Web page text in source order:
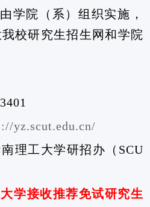
学院（系）组织实施，
校研究生招生网和学院
yz.scut.edu.cn/
理工大学研招办（ SCU
学接收推荐免试研究生